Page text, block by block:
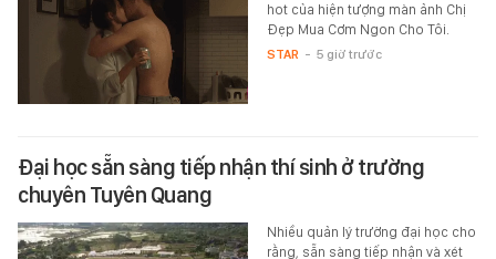
hot của hiện tượng màn ảnh Chị
Đẹp Mua Cơm Ngon Cho Tôi.
STAR - 5 giờ trước
Đại học sẵn sàng tiếp nhận thí sinh ở trường
chuyên Tuyên Quang
Nhiều quản lý trường đại học cho
rằng, sẵn sàng tiếp nhận và xét